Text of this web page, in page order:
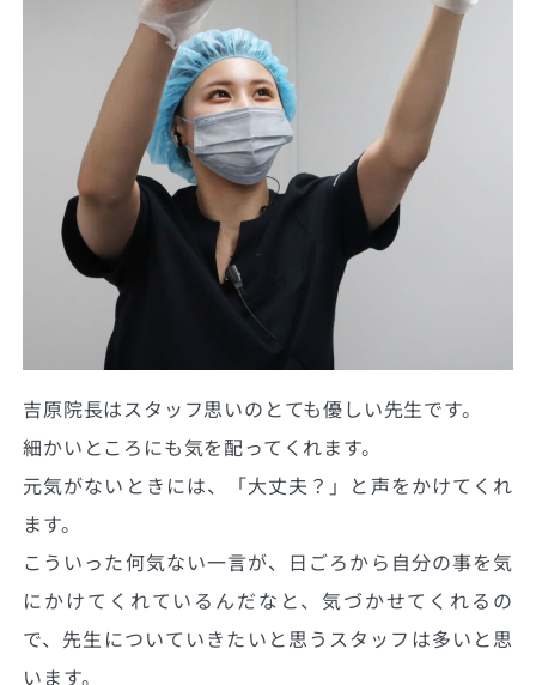
吉原院長はスタッフ思いのとても優しい先生です。
細かいところにも気を配ってくれます。
元気がないときには、「大丈夫？」と声をかけてくれ
ます。
こういった何気ない一言が、日ごろから自分の事を気
にかけてくれているんだなと、気づかせてくれるの
で、先生についていきたいと思うスタッフは多いと思
います。